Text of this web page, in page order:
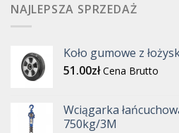
NAJLEPSZA SPRZEDAŻ
Koło gumowe z
51.00zł Cena Brutto
Wciągarka
750kg/3M